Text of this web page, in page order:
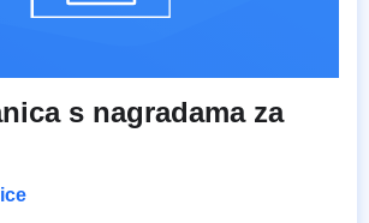
s nagradama za